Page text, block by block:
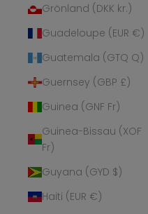
Grönland (DKK kr.)
Guadeloupe (EUR €)
Guatemala (GTQ Q)
Guernsey (GBP £)
Guinea (GNF Fr)
Guinea-Bissau (XOF
Fr)
Guyana (GYD $)
Haiti (EUR €)